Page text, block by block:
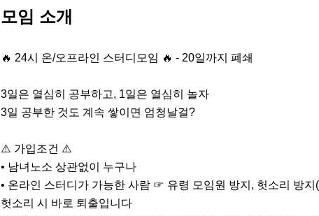
모임 소개
🔥 24시 온/오프라인 스터디모임 🔥 - 20일까지 폐쇄
3일은 열심히 공부하고, 1일은 열심히 놀자
3일 공부한 것도 계속 쌓이면 엄청날걸?
⚠️ 가입조건 ⚠️
• 남녀노소 상관없이 누구나
• 온라인 스터디가 가능한 사람 ☞ 유령 모임원 방지, 헛소리 방지
헛소리 시 바로 퇴출입니다